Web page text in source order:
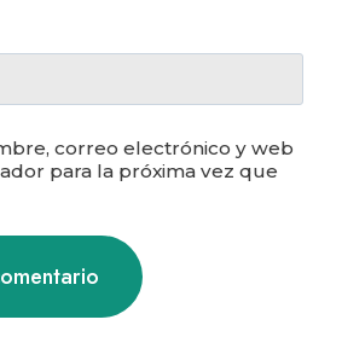
correo electrónico y web
para la próxima vez que